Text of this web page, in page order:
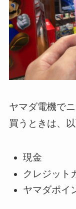
ヤマダ電機で
買うときは、
現金
クレジット
ヤマダポイ